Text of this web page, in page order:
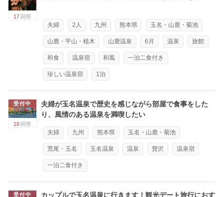
17 回答
夫婦 2人 九州 熊本県 玉名・山鹿・菊池
山鹿・平山・植木 山鹿温泉 6月 温泉 旅館
和食 温泉宿 和風 一泊二食付き
珍しい温泉宿 1泊
受付中
18 回答
夫婦が玉名温泉で歴史を感じながら部屋で食事をした
り、風情のある温泉を満喫したい
夫婦 九州 熊本県 玉名・山鹿・菊池
荒尾・玉名 玉名温泉 温泉 贅沢 温泉宿
一泊二食付き
受付中 カップルで玉名温泉に行きます！観光デート旅行におす